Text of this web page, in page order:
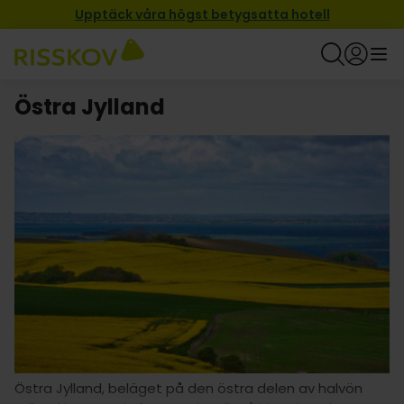
Upptäck våra högst betygsatta hotell
Östra Jylland
Östra Jylland, beläget på den östra delen av halvön